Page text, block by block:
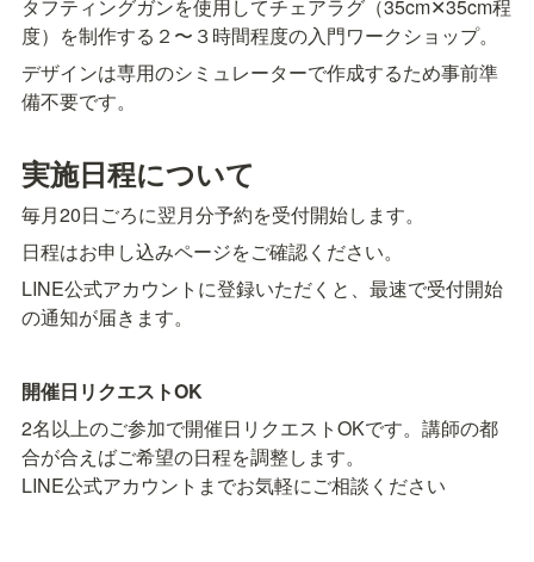
タフティングガンを使用してチェアラグ（35cm✕35cm程
度）を制作する２〜３時間程度の入門ワークショップ。
デザインは専用のシミュレーターで作成するため事前準
備不要です。
実施日程について
毎月20日ごろに翌月分予約を受付開始します。
日程はお申し込みページをご確認ください。
LINE公式アカウントに登録いただくと、最速で受付開始
の通知が届きます。
開催日リクエストOK
2名以上のご参加で開催日リクエストOKです。講師の都
合が合えばご希望の日程を調整します。
LINE公式アカウントまでお気軽にご相談ください